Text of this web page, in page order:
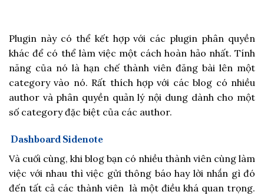
Plugin này có thể kết hợp với các plugin phân quyền
khác để có thể làm việc một cách hoàn hảo nhất. Tính
năng của nó là hạn chế thành viên đăng bài lên một
category vào nó. Rất thích hợp với các blog có nhiều
author và phân quyền quản lý nội dung dành cho một
số category đặc biệt của các author.
Dashboard Sidenote
Và cuối cùng, khi blog bạn có nhiều thành viên cùng làm
việc với nhau thì việc gửi thông báo hay lời nhắn gì đó
đến tất cả các thành viên là một điều khá quan trọng.